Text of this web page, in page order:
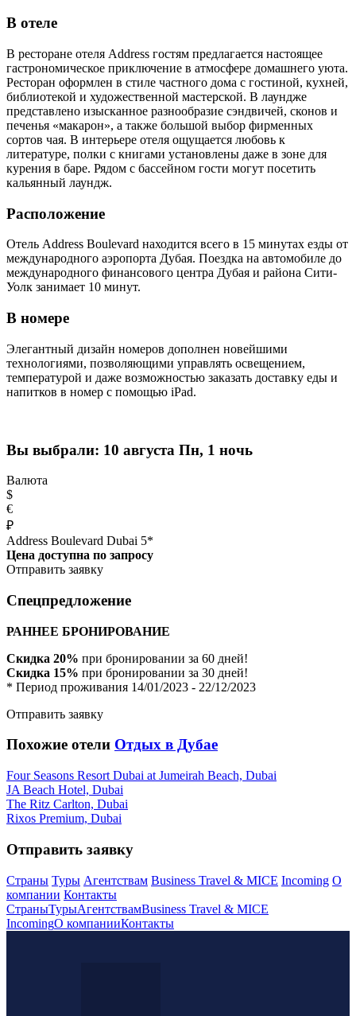
В отеле
В ресторане отеля Address гостям предлагается настоящее
гастрономическое приключение в атмосфере домашнего уюта.
Ресторан оформлен в стиле частного дома с гостиной, кухней,
библиотекой и художественной мастерской. В лаундже
представлено изысканное разнообразие сэндвичей, сконов и
печенья «макарон», а также большой выбор фирменных
сортов чая. В интерьере отеля ощущается любовь к
литературе, полки с книгами установлены даже в зоне для
курения в баре. Рядом с бассейном гости могут посетить
кальянный лаундж.
Расположение
Отель Address Boulevard находится всего в 15 минутах езды от
международного аэропорта Дубая. Поездка на автомобиле до
международного финансового центра Дубая и района Сити-
Уолк занимает 10 минут.
В номере
Элегантный дизайн номеров дополнен новейшими
технологиями, позволяющими управлять освещением,
температурой и даже возможностью заказать доставку еды и
напитков в номер с помощью iPad.
Вы выбрали: 10 августа Пн, 1 ночь
Валюта
$
€
₽
Address Boulevard Dubai 5*
Цена доступна по запросу
Отправить заявку
Спецпредложение
РАННЕЕ БРОНИРОВАНИЕ
Скидка 20% при бронировании за 60 дней!
Скидка 15% при бронировании за 30 дней!
* Период проживания 14/01/2023 - 22/12/2023
Отправить заявку
Похожие отели Отдых в Дубае
Four Seasons Resort Dubai at Jumeirah Beach, Dubai
JA Beach Hotel, Dubai
The Ritz Carlton, Dubai
Rixos Premium, Dubai
Отправить заявку
Страны Туры Агентствам Business Travel & MICE Incoming О
компании Контакты
СтраныТурыАгентствамBusiness Travel & MICE
IncomingО компанииКонтакты